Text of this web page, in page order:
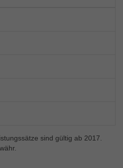
sind gültig ab 2017.
externe Inhalte, um